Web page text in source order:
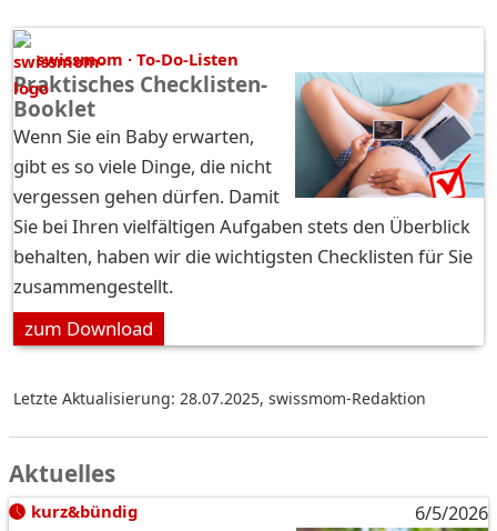
swissmom · To-Do-Listen
Praktisches Checklisten-
Booklet
Wenn Sie ein Baby erwarten,
gibt es so viele Dinge, die nicht
vergessen gehen dürfen. Damit
Sie bei Ihren vielfältigen Aufgaben stets den Überblick
behalten, haben wir die wichtigsten Checklisten für Sie
zusammengestellt.
zum Download
Letzte Aktualisierung: 28.07.2025, swissmom-Redaktion
Aktuelles
kurz&bündig 6/5/2026